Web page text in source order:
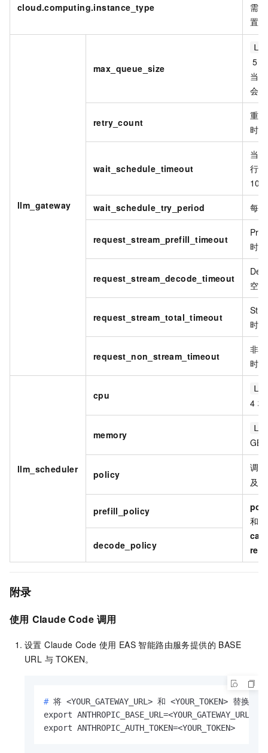
cloud.computing.instance_type
需配
置
llm_gateway
max_queue_size
当
会
retry_count
重
时
wait_schedule_timeout
当
行
10
wait_schedule_try_period 每
request_stream_prefill_timeout
时
request_stream_decode_timeout
空
request_stream_total_timeout
时
request_non_stream_timeout
非
时
llm_scheduler
cpu
4
memory
GB
policy
调
及
prefill_policy
和
decode_policy
附录
使用 Claude Code 调用
设置 Claude Code 使用 EAS 智能路由服务提供的 BASE
URL 与 TOKEN。
# 将 <YOUR_GATEWAY_URL> 和 <YOUR_TOKEN> 替换为
export ANTHROPIC_BASE_URL=<YOUR_GATEWAY_URL>
export ANTHROPIC_AUTH_TOKEN=<YOUR_TOKEN>